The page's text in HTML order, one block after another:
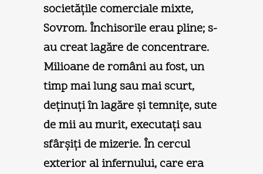
societăţile comerciale mixte,
Sovrom. Închisorile erau pline; s-
au creat lagăre de concentrare.
Milioane de români au fost, un
timp mai lung sau mai scurt,
deţinuţi în lagăre şi temniţe, sute
de mii au murit, executaţi sau
sfârşiţi de mizerie. În cercul
exterior al infernului, care era